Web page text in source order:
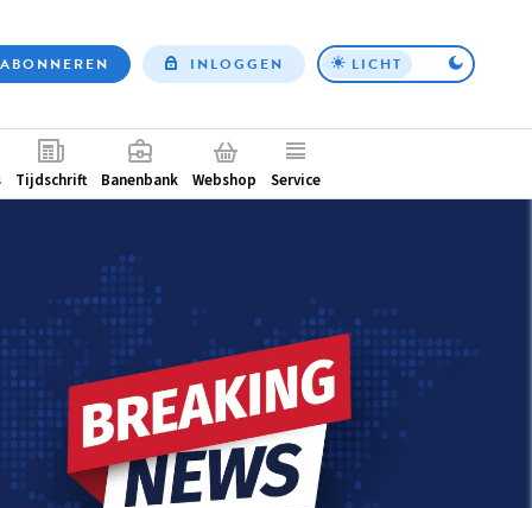
Top
ABONNEREN INLOGGEN LICHT
Tijdschrift Banenbank Webshop Service